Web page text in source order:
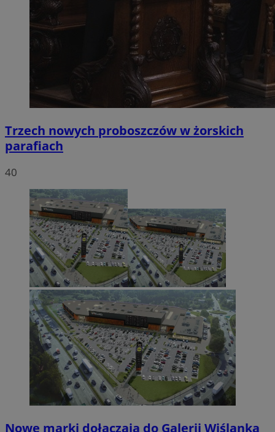
Trzech nowych proboszczów w żorskich
parafiach
40
Nowe marki dołączają do Galerii Wiślanka